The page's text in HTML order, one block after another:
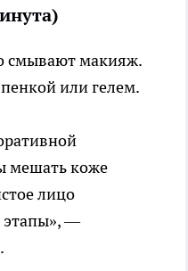
смывают макияж.
или гелем.
мешать коже
лицо
этапы», —